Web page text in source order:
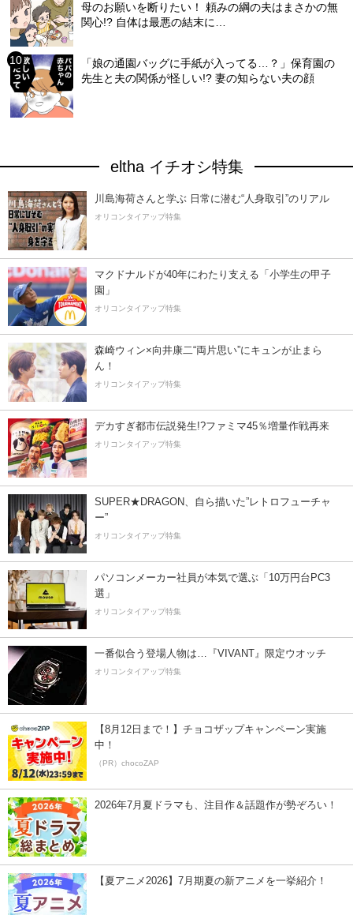
母のお願いを断りたい！ 頼みの綱の夫はまさかの無
関心!? 自体は最悪の結末に…
「娘の通園バッグに手紙が入ってる…？」保育園の
先生と夫の関係が怪しい!? 妻の知らない夫の顔
eltha イチオシ特集
川島海荷さんと学ぶ 日常に潜む“人身取引”のリアル
オリコンタイアップ特集
マクドナルドが40年にわたり支える「小学生の甲子
園」
オリコンタイアップ特集
森崎ウィン×向井康二“両片思い”にキュンが止まら
ん！
オリコンタイアップ特集
デカすぎ都市伝説発生!?ファミマ45％増量作戦再来
オリコンタイアップ特集
SUPER★DRAGON、自ら描いた”レトロフューチャ
ー”
オリコンタイアップ特集
パソコンメーカー社員が本気で選ぶ「10万円台PC3
選」
オリコンタイアップ特集
一番似合う登場人物は…『VIVANT』限定ウオッチ
オリコンタイアップ特集
【8月12日まで！】チョコザップキャンペーン実施
中！
（PR）chocoZAP
2026年7月夏ドラマも、注目作＆話題作が勢ぞろい！
【夏アニメ2026】7月期夏の新アニメを一挙紹介！